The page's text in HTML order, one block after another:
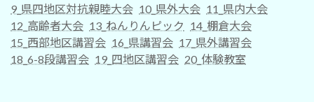
9_県四地区対抗親睦大会 10_県外大会 11_県内大会
12_高齢者大会 13_ねんりんピック 14_棚倉大会
15_西部地区講習会 16_県講習会 17_県外講習会
18_6-8段講習会 19_四地区講習会 20_体験教室